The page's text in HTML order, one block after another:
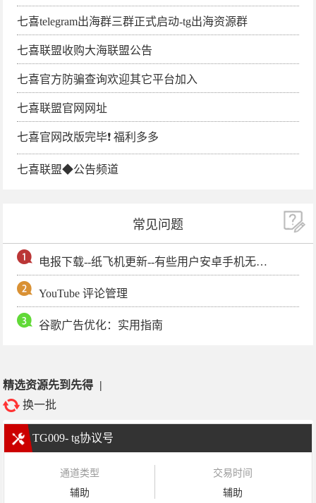
七喜telegram出海群三群正式启动-tg出海资源群
七喜联盟收购大海联盟公告
七喜官方防骗查询欢迎其它平台加入
七喜联盟官网网址
七喜官网改版完毕❗️ 福利多多
七喜联盟◆公告频道
常见问题
电报下载--纸飞机更新--有些用户安卓手机无法更新电报软件
YouTube 评论管理
谷歌广告优化：实用指南
精选资源先到先得 |
换一批
TG009- tg协议号
通道类型
辅助
交易时间
辅助